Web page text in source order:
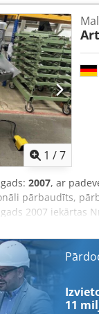
tilpums 3 litri
atbalstam
piedziņu
5,2 kW Darba
1 /7
2007, ar
pārbaudīts,
2007 iekārtas
slīpā
–
vietas prasība
Chjdpfxevwgizo
kādā stāvoklī,
11